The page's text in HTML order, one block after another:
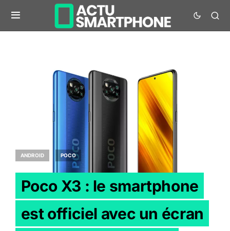
ANDROID POCO
Poco X3 : le smartphone
est officiel avec un écran